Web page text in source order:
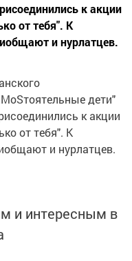
к акции
от тебя". К
и нурлатцев.
дети"
к акции
от тебя". К
и нурлатцев.
и интересным в